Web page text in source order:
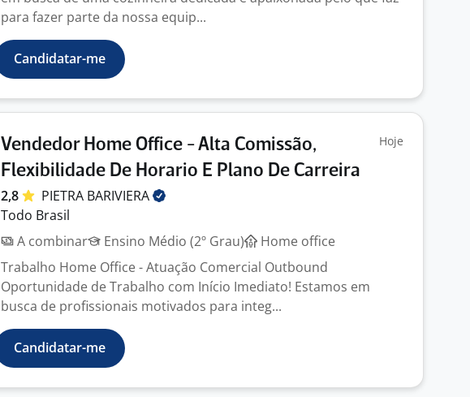
para fazer parte da nossa equip...
Candidatar-me
Vendedor Home Office - Alta Comissão,
Flexibilidade De Horario E Plano De Carreira
Hoje
2,8 PIETRA BARIVIERA
Todo Brasil
A combinar
Ensino Médio (2º Grau)
Home office
Trabalho Home Office - Atuação Comercial Outbound
Oportunidade de Trabalho com Início Imediato! Estamos em
busca de profissionais motivados para integ...
Candidatar-me